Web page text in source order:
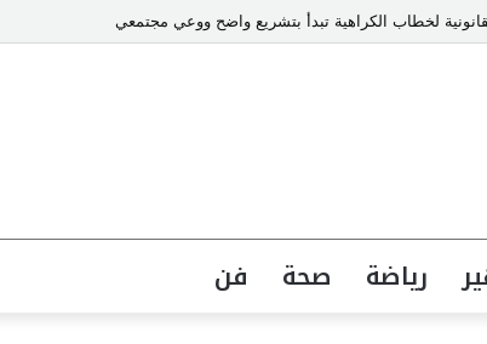
لخطاب الكراهية تبدأ بتشريع واضح ووعي مجتمعي
رياضة صحة فن